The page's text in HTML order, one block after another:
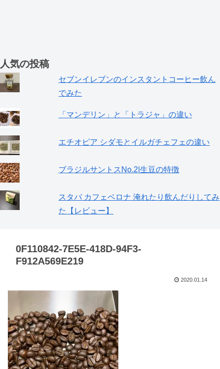
人気の投稿
セブンイレブンのインスタントコーヒー飲ん
でみた
「マンデリン」と「トラジャ」の違い
エチオピア シダモとイルガチェフェの違い
ブラジルサントスNo.2|生豆の特徴
スタバ カフェベロナ 淹れたり飲んだりしてみ
た【レビュー】
0F110842-7E5E-418D-94F3-
F912A569E219
2020.01.14